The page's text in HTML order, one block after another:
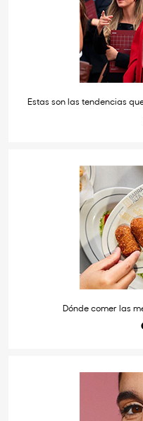
Estas son las tendencias
Dónde comer las